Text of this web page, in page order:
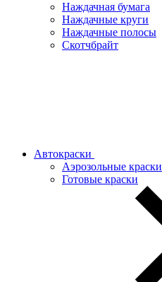
Наждачная бумага
Наждачные круги
Наждачные полосы
Скотчбрайт
Автокраски
Аэрозольные краски
Готовые краски